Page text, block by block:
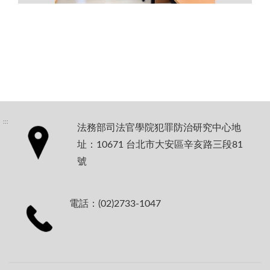
:::
法務部司法官學院犯罪防治研究中心地
址：10671 台北市大安區辛亥路三段81
號
電話：(02)2733-1047